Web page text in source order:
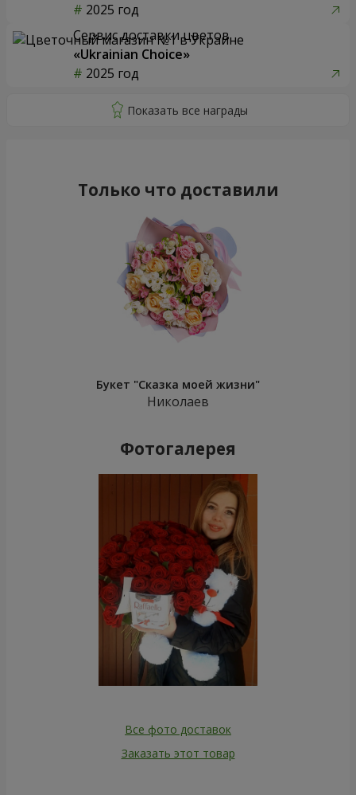
2025 год
Сервис доставки цветов
«Ukrainian Choice»
2025 год
Только что доставили
Букет "Сказка моей жизни"
Николаев
Фотогалерея
Все фото доставок
Заказать этот товар